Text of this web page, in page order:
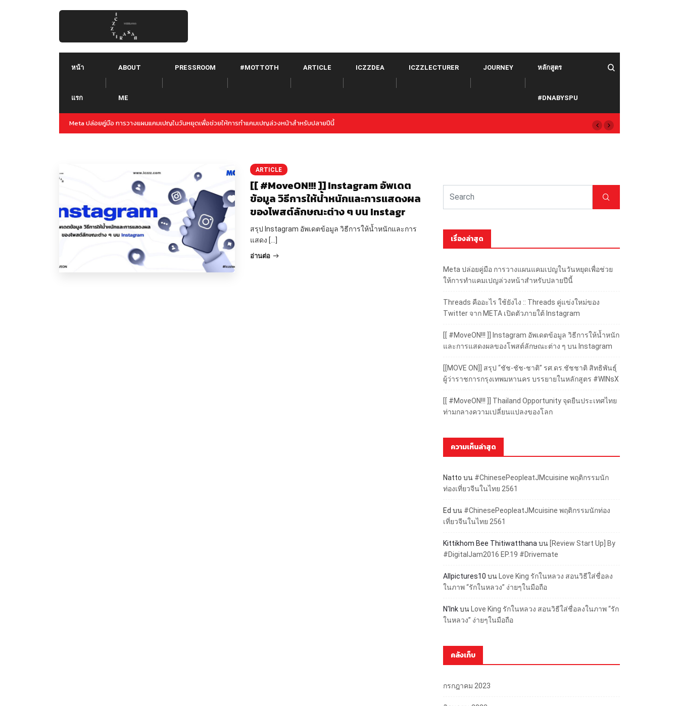
หน้า
แรก
ABOUT
ME
PRESSROOM #MOTTOTH ARTICLE ICZZDEA ICZZLECTURER JOURNEY หลักสูตร
#DNABYSPU
ญล่วงหน้าสำหรับปลายปีนี้Threads คืออะไร ใช้ยังไง :: Threads คู่แข่งใหม่ของ Twitter จาก META เปิดตัวภายใต้
Instagram
ARTICLE
[[ #MoveON!!! ]] Instagram อัพเดต
ข้อมูล วิธีการให้น้ำหนักและการแสดงผล
ของโพสต์ลักษณะต่าง ๆ บน Instagr
สรุป Instagram อัพเดตข้อมูล วิธีการให้น้ำหนักและการ
แสดง […]
อ่านต่อ
เรื่องล่าสุด
Meta ปล่อยคู่มือ การวางแผนแคมเปญในวันหยุดเพื่อช่วย
ให้การทำแคมเปญล่วงหน้าสำหรับปลายปีนี้
Threads คืออะไร ใช้ยังไง :: Threads คู่แข่งใหม่ของ
Twitter จาก META เปิดตัวภายใต้ Instagram
[[ #MoveON!!! ]] Instagram อัพเดตข้อมูล วิธีการให้น้ำหนัก
และการแสดงผลของโพสต์ลักษณะต่าง ๆ บน Instagram
[[MOVE ON]] สรุป “ชัช-ชัช-ชาติ” รศ.ดร.ชัชชาติ สิทธิพันธุ์
ผู้ว่าราชการกรุงเทพมหานคร บรรยายในหลักสูตร #WINsX
[[ #MoveON!!! ]] Thailand Opportunity จุดยืนประเทศไทย
ท่ามกลางความเปลี่ยนแปลงของโลก
ความเห็นล่าสุด
Natto บน #ChinesePeopleatJMcuisine พฤติกรรมนัก
ท่องเที่ยวจีนในไทย 2561
Ed บน #ChinesePeopleatJMcuisine พฤติกรรมนักท่อง
เที่ยวจีนในไทย 2561
Kittikhom Bee Thitiwatthana บน [Review Start Up] By
#DigitalJam2016 EP.19 #Drivemate
Allpictures10 บนLove King รักในหลวง สอนวิธีใส่ชื่อลง
ในภาพ “รักในหลวง” ง่ายๆในมือถือ
N'InkบนLove King รักในหลวง สอนวิธีใส่ชื่อลงในภาพ “รัก
ในหลวง” ง่ายๆในมือถือ
คลังเก็บ
กรกฎาคม 2023